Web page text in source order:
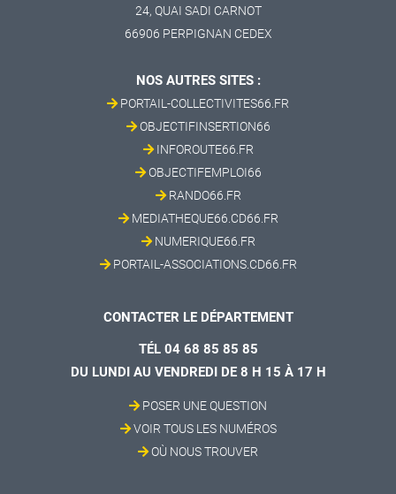
24, QUAI SADI CARNOT
66906 PERPIGNAN CEDEX
NOS AUTRES SITES :
PORTAIL-COLLECTIVITES66.FR
OBJECTIFINSERTION66
INFOROUTE66.FR
OBJECTIFEMPLOI66
RANDO66.FR
MEDIATHEQUE66.CD66.FR
NUMERIQUE66.FR
PORTAIL-ASSOCIATIONS.CD66.FR
CONTACTER LE DÉPARTEMENT
TÉL 04 68 85 85 85
DU LUNDI AU VENDREDI DE 8 H 15 À 17 H
POSER UNE QUESTION
VOIR TOUS LES NUMÉROS
OÙ NOUS TROUVER